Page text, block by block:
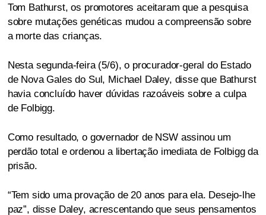
Tom Bathurst, os promotores aceitaram que a pesquisa
sobre mutações genéticas mudou a compreensão sobre
a morte das crianças.
Nesta segunda-feira (5/6), o procurador-geral do Estado
de Nova Gales do Sul, Michael Daley, disse que Bathurst
havia concluído haver dúvidas razoáveis sobre a culpa
de Folbigg.
Como resultado, o governador de NSW assinou um
perdão total e ordenou a libertação imediata de Folbigg da
prisão.
“Tem sido uma provação de 20 anos para ela. Desejo-lhe
paz”, disse Daley, acrescentando que seus pensamentos